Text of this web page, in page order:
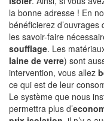
la bonne adresse ! En
bénéficierez
les savoir-faire
soufflage. Les
laine de verre) sont
intervention, vous allez
ce qui est de leur
Le système que nous
permettra plus d’